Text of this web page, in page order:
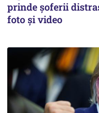
prinde șoferii
foto și video